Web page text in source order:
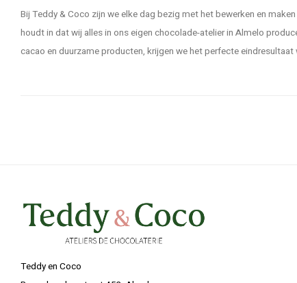
Bij Teddy & Coco zijn we elke dag bezig met het bewerken en
houdt in dat wij alles in ons eigen chocolade-atelier in Almelo
cacao en duurzame producten, krijgen we het perfecte eindresultaat
Teddy en Coco